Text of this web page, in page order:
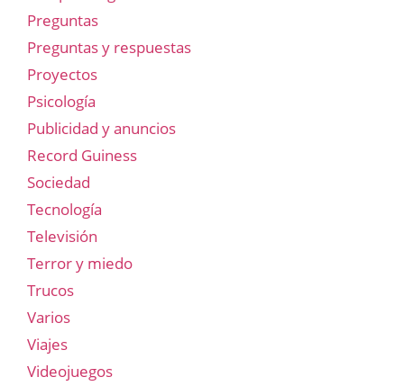
Preguntas
Preguntas y respuestas
Proyectos
Psicología
Publicidad y anuncios
Record Guiness
Sociedad
Tecnología
Televisión
Terror y miedo
Trucos
Varios
Viajes
Videojuegos